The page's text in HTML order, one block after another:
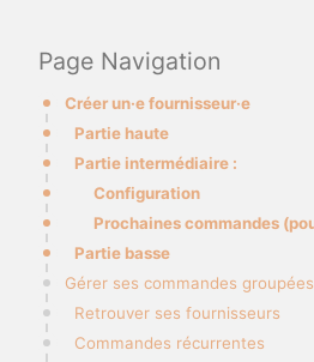
Page Navigation
Créer un·e fournisseur·e
Partie haute
Partie intermédiaire :
Configuration
Partie basse
Gérer ses commandes groupées
Retrouver ses fournisseurs
Commandes récurrentes